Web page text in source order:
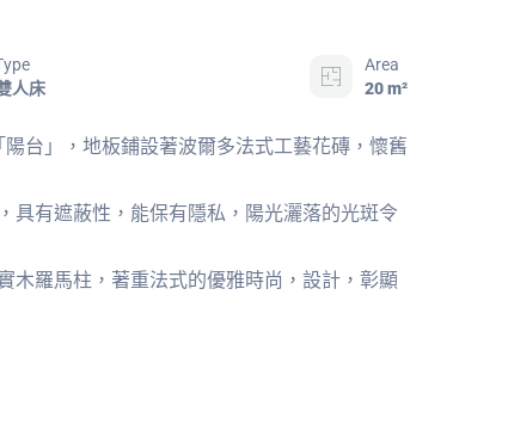
人床
Area
20 m²
台」，地板鋪設著波爾多法式工藝花磚，懷舊
具有遮蔽性，能保有隱私，陽光灑落的光斑令
木羅馬柱，著重法式的優雅時尚，設計，彰顯